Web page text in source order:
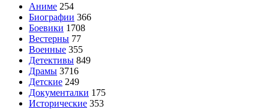
Аниме 254
Биографии 366
Боевики 1708
Вестерны 77
Военные 355
Детективы 849
Драмы 3716
Детские 249
Документалки 175
Исторические 353